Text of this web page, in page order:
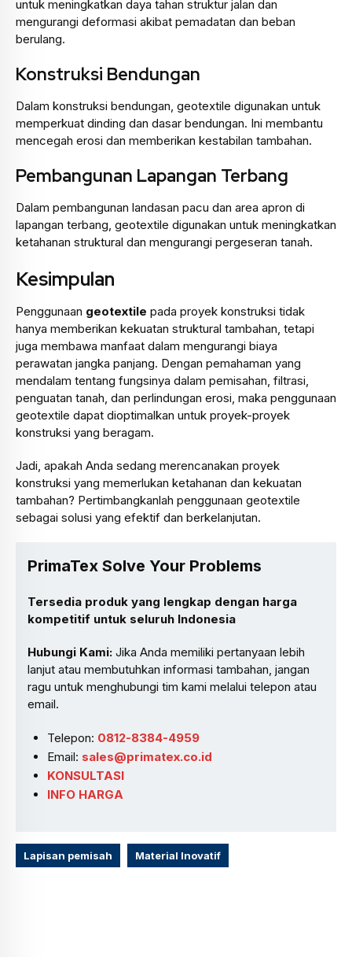
untuk meningkatkan daya tahan struktur jalan dan
mengurangi deformasi akibat pemadatan dan beban
berulang.
Konstruksi Bendungan
Dalam konstruksi bendungan, geotextile digunakan untuk
memperkuat dinding dan dasar bendungan. Ini membantu
mencegah erosi dan memberikan kestabilan tambahan.
Pembangunan Lapangan Terbang
Dalam pembangunan landasan pacu dan area apron di
lapangan terbang, geotextile digunakan untuk meningkatkan
ketahanan struktural dan mengurangi pergeseran tanah.
Kesimpulan
Penggunaan geotextile pada proyek konstruksi tidak
hanya memberikan kekuatan struktural tambahan, tetapi
juga membawa manfaat dalam mengurangi biaya
perawatan jangka panjang. Dengan pemahaman yang
mendalam tentang fungsinya dalam pemisahan, filtrasi,
penguatan tanah, dan perlindungan erosi, maka penggunaan
geotextile dapat dioptimalkan untuk proyek-proyek
konstruksi yang beragam.
Jadi, apakah Anda sedang merencanakan proyek
konstruksi yang memerlukan ketahanan dan kekuatan
tambahan? Pertimbangkanlah penggunaan geotextile
sebagai solusi yang efektif dan berkelanjutan.
PrimaTex Solve Your Problems
Tersedia produk yang lengkap dengan harga
kompetitif untuk seluruh Indonesia
Hubungi Kami: Jika Anda memiliki pertanyaan lebih
lanjut atau membutuhkan informasi tambahan, jangan
ragu untuk menghubungi tim kami melalui telepon atau
email.
Telepon: 0812-8384-4959
Email: sales@primatex.co.id
KONSULTASI
INFO HARGA
Lapisan pemisah Material Inovatif